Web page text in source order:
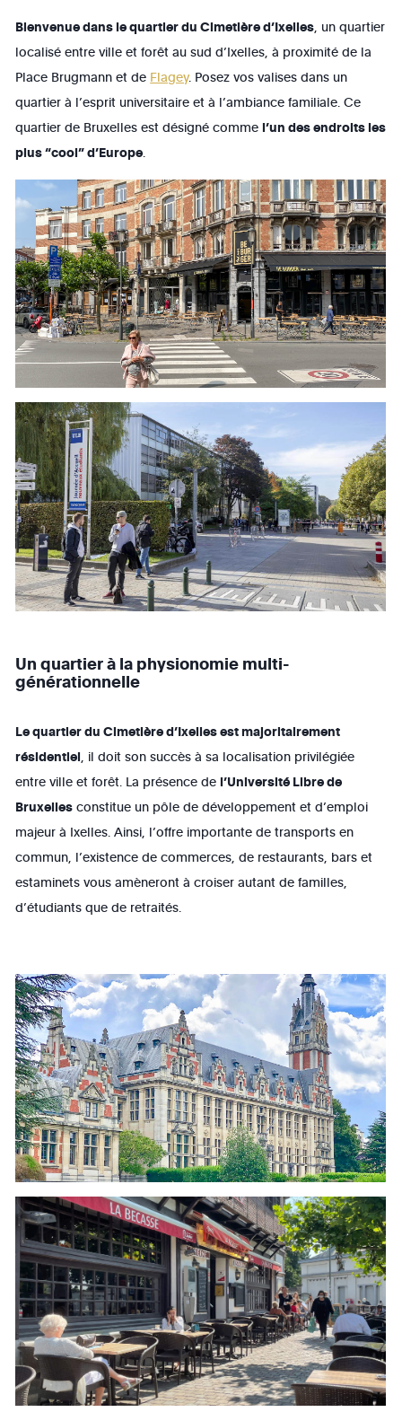
Bienvenue dans le quartier du Cimetière d’Ixelles, un quartier
localisé entre ville et forêt au sud d’Ixelles, à proximité de la
Place Brugmann et de Flagey. Posez vos valises dans un
quartier à l’esprit universitaire et à l’ambiance familiale. Ce
quartier de Bruxelles est désigné comme l’un des endroits les
plus “cool” d’Europe.
Un quartier à la physionomie multi-
générationnelle
Le quartier du Cimetière d’Ixelles est majoritairement
résidentiel, il doit son succès à sa localisation privilégiée
entre ville et forêt. La présence de l’Université Libre de
Bruxelles constitue un pôle de développement et d’emploi
majeur à Ixelles. Ainsi, l’offre importante de transports en
commun, l’existence de commerces, de restaurants, bars et
estaminets vous amèneront à croiser autant de familles,
d’étudiants que de retraités.